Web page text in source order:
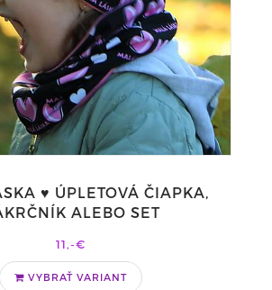
♥ ÚPLETOVÁ ČIAPKA,
ALEBO SET
11,-€
VYBRAŤ VARIANT